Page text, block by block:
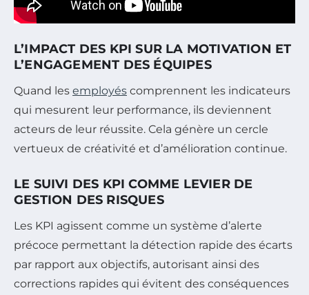
L’IMPACT DES KPI SUR LA MOTIVATION ET
L’ENGAGEMENT DES ÉQUIPES
Quand les employés comprennent les indicateurs
qui mesurent leur performance, ils deviennent
acteurs de leur réussite. Cela génère un cercle
vertueux de créativité et d’amélioration continue.
LE SUIVI DES KPI COMME LEVIER DE
GESTION DES RISQUES
Les KPI agissent comme un système d’alerte
précoce permettant la détection rapide des écarts
par rapport aux objectifs, autorisant ainsi des
corrections rapides qui évitent des conséquences